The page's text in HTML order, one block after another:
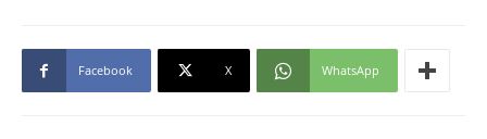
Facebook X WhatsApp